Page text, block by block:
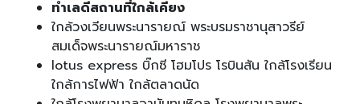
ทำเลดีสถานที่ใกล้เคียง
ใกล้วงเวียนพระนารายณ์ พระบรมราชานุสาวรีย์
สมเด็จพระนารายณ์มหาราช
lotus express บิ๊กซี โฮมโปร โรบินสัน ใกล้โรงเรียน
ใกล้การไฟฟ้า ใกล้ตลาดนัด